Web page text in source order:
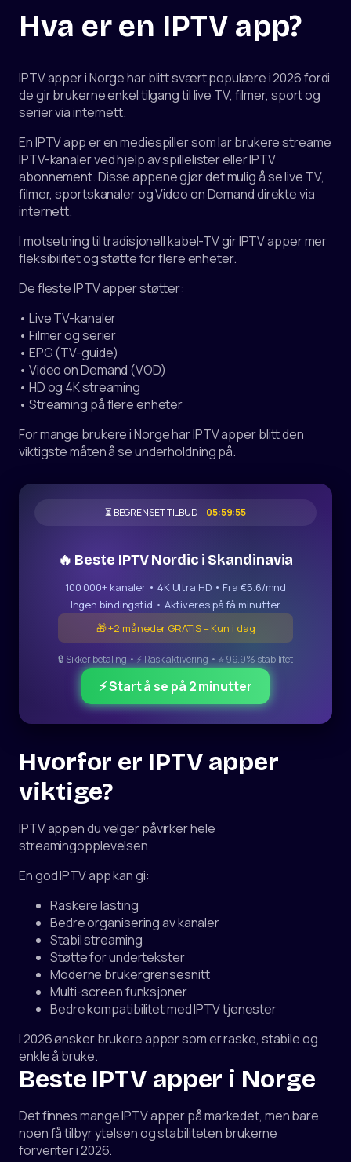
Hva er en IPTV app?
IPTV apper i Norge har blitt svært populære i 2026 fordi
de gir brukerne enkel tilgang til live TV, filmer, sport og
serier via internett.
En IPTV app er en mediespiller som lar brukere streame
IPTV-kanaler ved hjelp av spillelister eller IPTV
abonnement. Disse appene gjør det mulig å se live TV,
filmer, sportskanaler og Video on Demand direkte via
internett.
I motsetning til tradisjonell kabel-TV gir IPTV apper mer
fleksibilitet og støtte for flere enheter.
De fleste IPTV apper støtter:
• Live TV-kanaler
• Filmer og serier
• EPG (TV-guide)
• Video on Demand (VOD)
• HD og 4K streaming
• Streaming på flere enheter
For mange brukere i Norge har IPTV apper blitt den
viktigste måten å se underholdning på.
⏳ BEGRENSET TILBUD 05:59:54
🔥 Beste IPTV Nordic i Skandinavia
100 000+ kanaler • 4K Ultra HD • Fra €5.6/mnd
Ingen bindingstid • Aktiveres på få minutter
🎁 +2 måneder GRATIS – Kun i dag
🔒 Sikker betaling • ⚡ Rask aktivering • ⭐ 99.9% stabilitet
⚡ Start å se på 2 minutter
Hvorfor er IPTV apper
viktige?
IPTV appen du velger påvirker hele
streamingopplevelsen.
En god IPTV app kan gi:
Raskere lasting
Bedre organisering av kanaler
Stabil streaming
Støtte for undertekster
Moderne brukergrensesnitt
Multi-screen funksjoner
Bedre kompatibilitet med IPTV tjenester
I 2026 ønsker brukere apper som er raske, stabile og
enkle å bruke.
Beste IPTV apper i Norge
Det finnes mange IPTV apper på markedet, men bare
noen få tilbyr ytelsen og stabiliteten brukerne
forventer i 2026.